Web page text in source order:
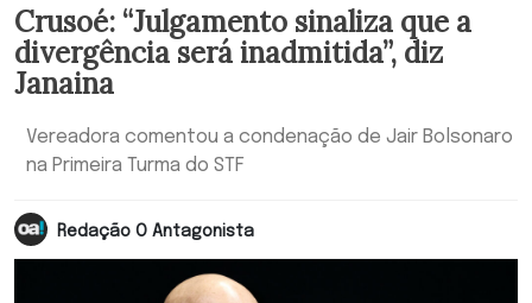
Crusoé: “Julgamento sinaliza que a
divergência será inadmitida”, diz
Janaina
Vereadora comentou a condenação de Jair Bolsonaro
na Primeira Turma do STF
Redação O Antagonista